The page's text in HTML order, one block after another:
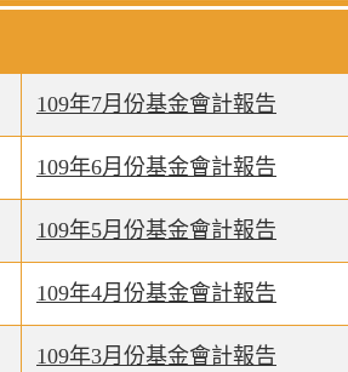
109年7月份基金會計報告
109年6月份基金會計報告
109年5月份基金會計報告
109年4月份基金會計報告
109年3月份基金會計報告